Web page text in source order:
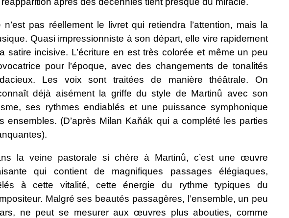
n’est pas réellement le livret qui retiendra l’attention, mais la
Quasi impressionniste à son départ, elle vire rapidement
satire incisive. L’écriture en est très colorée et même un peu
pour l’époque, avec des changements de tonalités
Les voix sont traitées de manière théâtrale. On
déjà aisément la griffe du style de Martinů avec son
ses rythmes endiablés et une puissance symphonique
ensembles. (D’après Milan Kaňák qui a complété les parties
la veine pastorale si chère à Martinů, c’est une œuvre
qui contient de magnifiques passages élégiaques,
à cette vitalité, cette énergie du rythme typiques du
Malgré ses beautés passagères, l’ensemble, un peu
ne peut se mesurer aux œuvres plus abouties, comme